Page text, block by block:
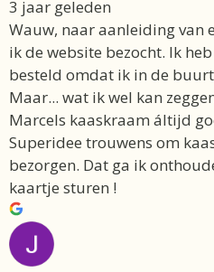
3 jaar geleden
Wauw, naar aanleiding van
ik de website bezocht. Ik
besteld omdat ik in de
Maar... wat ik wel kan
Marcels kaaskraam áltijd
Superidee trouwens om
bezorgen. Dat ga ik
kaartje sturen !